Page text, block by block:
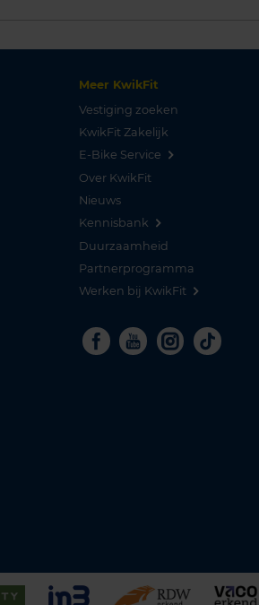
Meer KwikFit
Vestiging zoeken
KwikFit Zakelijk
E-Bike Service
Over KwikFit
Nieuws
Kennisbank
Duurzaamheid
Partnerprogramma
Werken bij KwikFit
Facebook
YoutubeInstagram
Tiktok